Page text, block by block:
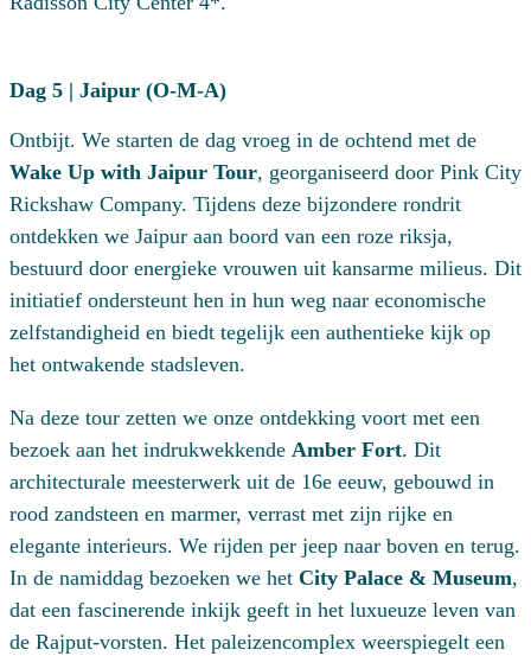
Dag 5 | Jaipur (O-M-A)
Ontbijt. We starten de dag vroeg in de ochtend met de
Wake Up with Jaipur Tour, georganiseerd door Pink City
Rickshaw Company. Tijdens deze bijzondere rondrit
ontdekken we Jaipur aan boord van een roze riksja,
bestuurd door energieke vrouwen uit kansarme milieus. Dit
initiatief ondersteunt hen in hun weg naar economische
zelfstandigheid en biedt tegelijk een authentieke kijk op
het ontwakende stadsleven.
Na deze tour zetten we onze ontdekking voort met een
bezoek aan het indrukwekkende Amber Fort. Dit
architecturale meesterwerk uit de 16e eeuw, gebouwd in
rood zandsteen en marmer, verrast met zijn rijke en
elegante interieurs. We rijden per jeep naar boven en terug.
In de namiddag bezoeken we het City Palace & Museum,
dat een fascinerende inkijk geeft in het luxueuze leven van
de Rajput-vorsten. Het paleizencomplex weerspiegelt een